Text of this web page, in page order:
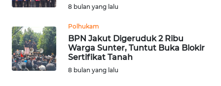
8 bulan yang lalu
Polhukam
BPN Jakut Digeruduk 2 Ribu
Warga Sunter, Tuntut Buka Blokir
Sertifikat Tanah
8 bulan yang lalu
SULUT
WN
MALUKU